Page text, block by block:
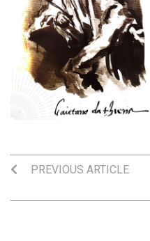
PREVIOUS ARTICLE